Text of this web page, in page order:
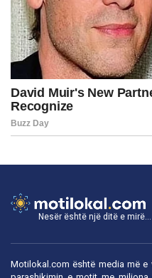
Nesër është një ditë e mirë...
Motilokal.com është media më